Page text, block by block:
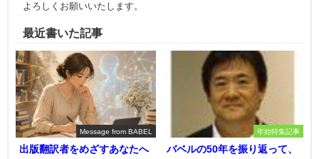
よろしくお願いいたします。
最近書いた記事
Message from BABEL
出版翻訳者をめざすあなたへ
年始特集記事
バベルの50年を振り返って、